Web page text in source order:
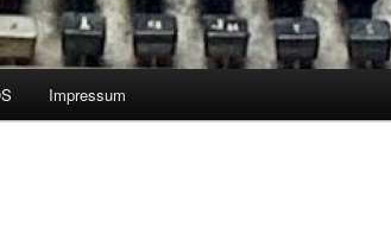
Impressum